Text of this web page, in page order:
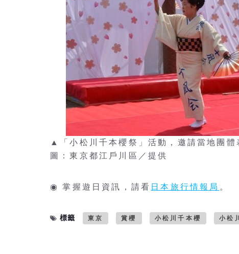
▲「小松川千本櫻祭」活動，邀請當地團
圖：東京都江戶川區／提供
◉ 掌握遊日資訊，請看 日本旅行情報局 。
標籤 東京 賞櫻 小松川千本櫻 小松